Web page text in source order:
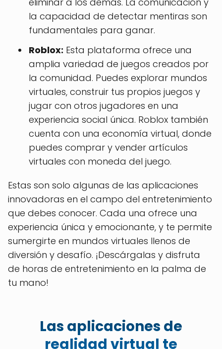
la capacidad de detectar mentiras son
fundamentales para ganar.
Roblox: Esta plataforma ofrece una
amplia variedad de juegos creados por
la comunidad. Puedes explorar mundos
virtuales, construir tus propios juegos y
jugar con otros jugadores en una
experiencia social única. Roblox también
cuenta con una economía virtual, donde
puedes comprar y vender artículos
virtuales con moneda del juego.
Estas son solo algunas de las aplicaciones
innovadoras en el campo del entretenimiento
que debes conocer. Cada una ofrece una
experiencia única y emocionante, y te permite
sumergirte en mundos virtuales llenos de
diversión y desafío. ¡Descárgalas y disfruta
de horas de entretenimiento en la palma de
tu mano!
Las aplicaciones de
realidad virtual te